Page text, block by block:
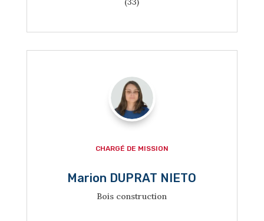

CHARGÉ DE MISSION
Marion DUPRAT NIETO
Bois construction